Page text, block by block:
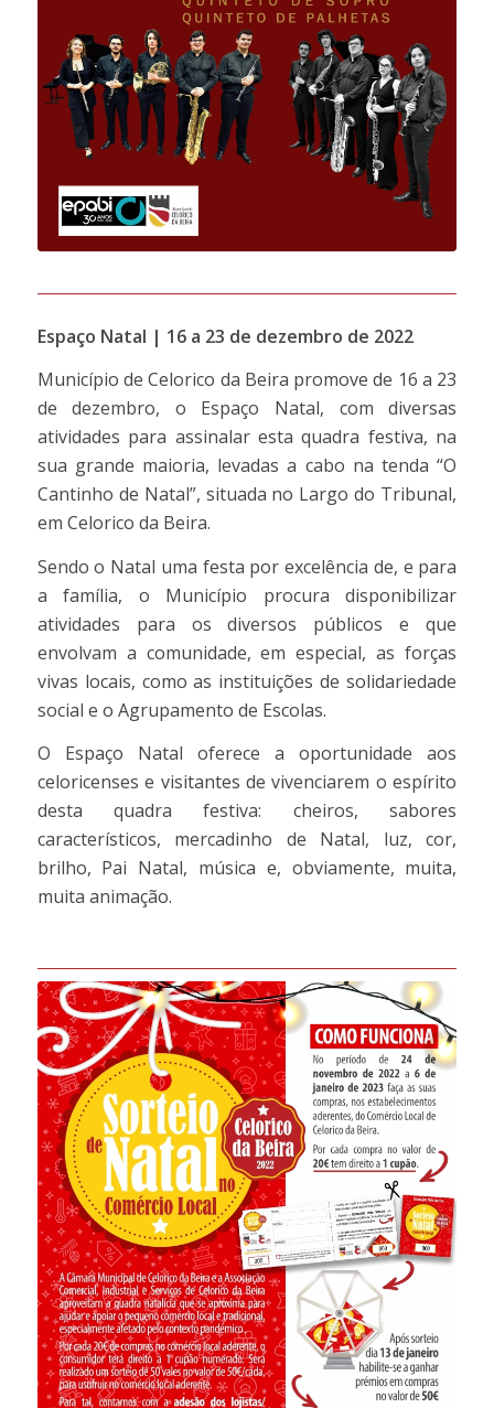
Espaço Natal | 16 a 23 de dezembro de 2022
Município de Celorico da Beira promove de 16 a 23
de dezembro, o Espaço Natal, com diversas
atividades para assinalar esta quadra festiva, na
sua grande maioria, levadas a cabo na tenda “O
Cantinho de Natal”, situada no Largo do Tribunal,
em Celorico da Beira.
Sendo o Natal uma festa por excelência de, e para
a família, o Município procura disponibilizar
atividades para os diversos públicos e que
envolvam a comunidade, em especial, as forças
vivas locais, como as instituições de solidariedade
social e o Agrupamento de Escolas.
O Espaço Natal oferece a oportunidade aos
celoricenses e visitantes de vivenciarem o espírito
desta quadra festiva: cheiros, sabores
característicos, mercadinho de Natal, luz, cor,
brilho, Pai Natal, música e, obviamente, muita,
muita animação.